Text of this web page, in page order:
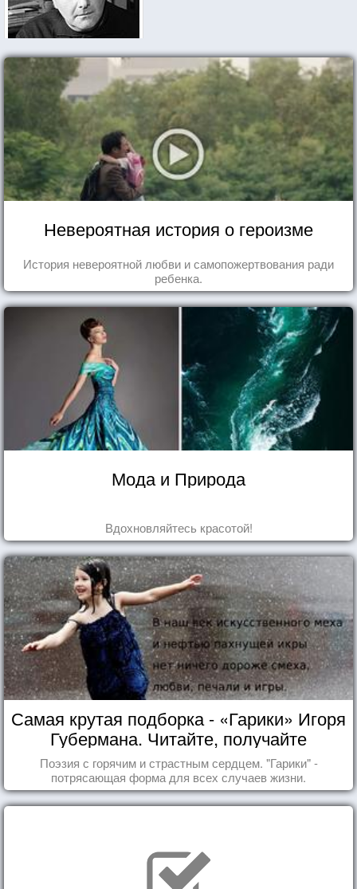
Невероятная история о героизме
История невероятной любви и самопожертвования ради
ребенка.
Мода и Природа
Вдохновляйтесь красотой!
Самая крутая подборка - «Гарики» Игоря
Губермана. Читайте, получайте
удовольствие!
Поэзия с горячим и страстным сердцем. "Гарики" -
потрясающая форма для всех случаев жизни.